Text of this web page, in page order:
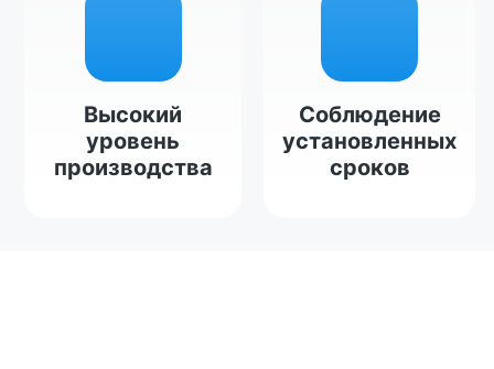
Высокий
уровень
производства
Соблюдение
установленных
сроков